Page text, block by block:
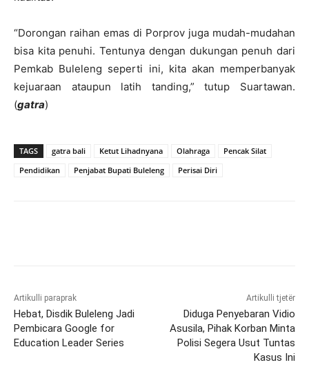
“Dorongan raihan emas di Porprov juga mudah-mudahan
bisa kita penuhi. Tentunya dengan dukungan penuh dari
Pemkab Buleleng seperti ini, kita akan memperbanyak
kejuaraan ataupun latih tanding,” tutup Suartawan.
(gatra)
TAGS gatra bali Ketut Lihadnyana Olahraga
Pencak Silat
Pendidikan
Penjabat Bupati Buleleng Perisai Diri
Artikulli paraprak
Hebat, Disdik Buleleng Jadi
Pembicara Google for
Education Leader Series
Artikulli tjetër
Diduga Penyebaran Vidio
Asusila, Pihak Korban Minta
Polisi Segera Usut Tuntas
Kasus Ini